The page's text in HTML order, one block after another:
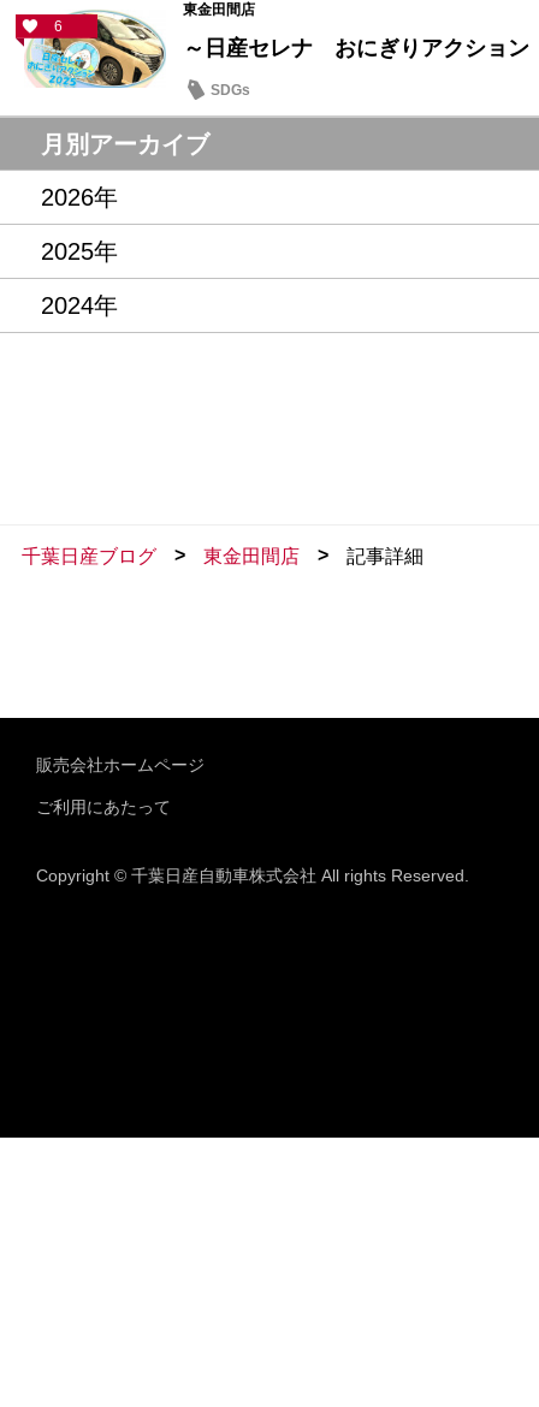
6
東金田間店
～日産セレナ おにぎりアクショ
SDGs
月別アーカイブ
2026年
2025年
2024年
千葉日産ブログ > 東金田間店 > 記事詳細
販売会社ホームページ
ご利用にあたって
Copyright © 千葉日産自動車株式会社 All rights Reserved.